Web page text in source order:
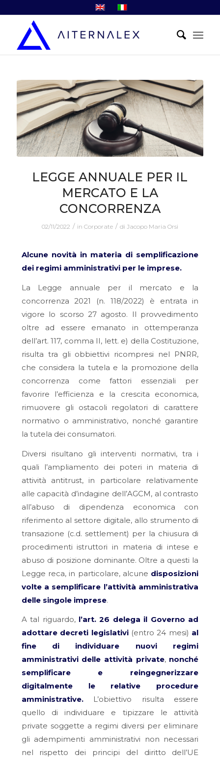
LEGGE ANNUALE PER IL
MERCATO E LA
CONCORRENZA
02/11/2022 / in Corporate / di Jacopo Maria Orsi
Alcune novità in materia di semplificazione
dei regimi amministrativi per le imprese.
La Legge annuale per il mercato e la
concorrenza 2021 (n. 118/2022) è entrata in
vigore lo scorso 27 agosto. Il provvedimento
oltre ad essere emanato in ottemperanza
dell’art. 117, comma II, lett. e) della Costituzione,
risulta tra gli obbiettivi ricompresi nel PNRR,
che considera la tutela e la promozione della
concorrenza come fattori essenziali per
favorire l’efficienza e la crescita economica,
rimuovere gli ostacoli regolatori di carattere
normativo o amministrativo, nonché garantire
la tutela dei consumatori.
Diversi risultano gli interventi normativi, tra i
quali l’ampliamento dei poteri in materia di
attività antitrust, in particolare relativamente
alle capacità d’indagine dell’AGCM, al contrasto
all’abuso di dipendenza economica con
riferimento al settore digitale, allo strumento di
transazione (c.d. settlement) per la chiusura di
procedimenti istruttori in materia di intese e
abuso di posizione dominante. Oltre a questi la
Legge reca, in particolare, alcune disposizioni
volte a semplificare l’attività amministrativa
delle singole imprese.
A tal riguardo,l’art. 26 delega il Governo ad
adottare decreti legislativi(entro 24 mesi) al
fine di individuare nuovi regimi
amministrativi delle attività private, nonché
semplificare e reingegnerizzare
digitalmente le relative procedure
amministrative.L’obiettivo risulta essere
quello di individuare e tipizzare le attività
private soggette a regimi diversi per eliminare
gli adempimenti amministrativi non necessari
nel rispetto dei principi del diritto dell’UE